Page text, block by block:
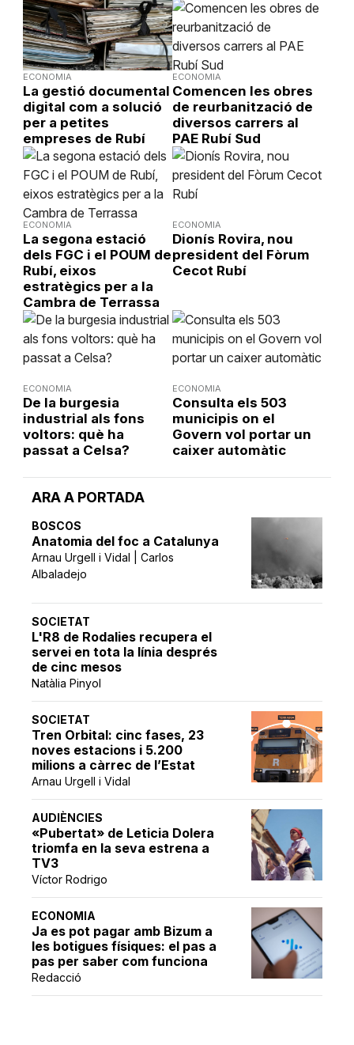
ARA A PORTADA
BOSCOS
Anatomia del foc a Catalunya
Arnau Urgell i Vidal | Carlos
Albaladejo
SOCIETAT
L'R8 de Rodalies recupera el
servei en tota la línia després
de cinc mesos
Natàlia Pinyol
SOCIETAT
Tren Orbital: cinc fases, 23
noves estacions i 5.200
milions a càrrec de l’Estat
Arnau Urgell i Vidal
AUDIÈNCIES
«Pubertat» de Leticia Dolera
triomfa en la seva estrena a
TV3
Víctor Rodrigo
ECONOMIA
Ja es pot pagar amb Bizum a
les botigues físiques: el pas a
pas per saber com funciona
Redacció
ECONOMIA
La gestió documental
digital com a solució
per a petites
empreses de Rubí
ECONOMIA
Comencen les obres
de reurbanització de
diversos carrers al
PAE Rubí Sud
ECONOMIA
La segona estació
dels FGC i el POUM de
Rubí, eixos
estratègics per a la
Cambra de Terrassa
ECONOMIA
Dionís Rovira, nou
president del Fòrum
Cecot Rubí
ECONOMIA
De la burgesia
industrial als fons
voltors: què ha
passat a Celsa?
ECONOMIA
Consulta els 503
municipis on el
Govern vol portar un
caixer automàtic